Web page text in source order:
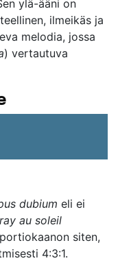
ylä-ääni on
ilmeikäs ja
melodia, jossa
) vertautuva
dubium eli ei
au soleil
siten,
4:3:1.